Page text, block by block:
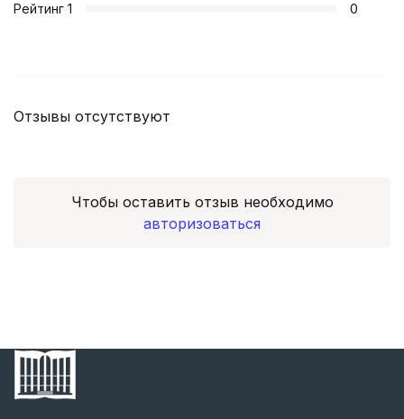
Рейтинг 1 0
Отзывы отсутствуют
Чтобы оставить отзыв необходимо
авторизоваться